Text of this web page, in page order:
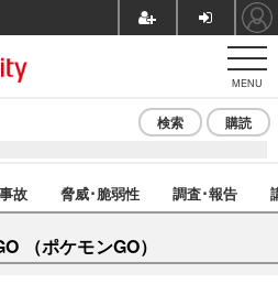
MENU
検索 購読
故 脅威･脆弱性 調査･報告
（ポケモンGO）